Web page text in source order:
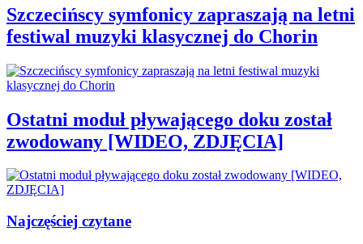
Szczecińscy symfonicy zapraszają na letni
festiwal muzyki klasycznej do Chorin
Ostatni moduł pływającego doku został
zwodowany [WIDEO, ZDJĘCIA]
Najczęściej czytane